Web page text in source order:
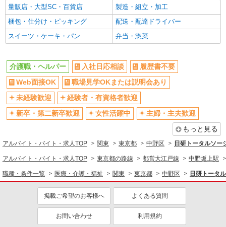
シニア（60代～）活躍中
昇給あり
週払い
週2～3日勤務OK
10時～勤務OK
16時前退社OK
禁煙・分煙
残業ほぼなし
転勤なし
登録制
交通費支給
社会保険あり
社割・特典あり
研修制度あり
同じ職種から求人を探す
医療・介護・福祉
介護職・ヘルパー
同じ特徴から求人を探す
ミドル（40代～）活躍中
量販店・大型SC・百貨店
製造・組立・加工
梱包・仕分け・ピッキング
配送・配達ドライバー
スイーツ・ケーキ・パン
弁当・惣菜
介護職・ヘルパー 入社日応相談
履歴書不要
Web面接OK
職場見学OKまたは説明会あり
未経験歓迎
経験者・有資格者歓迎
新卒・第二新卒歓迎
女性活躍中
主婦・主夫歓迎
もっと見る
アルバイト・バイト・求人TOP 関東 東京都 中野区 日研トータルソ
アルバイト・バイト・求人TOP 東京都の路線 都営大江戸線 中野坂上駅
職種・条件一覧 医療・介護・福祉 関東 東京都 中野区 日研トータ
掲載ご希望のお客様へ よくある質問
お問い合わせ 利用規約